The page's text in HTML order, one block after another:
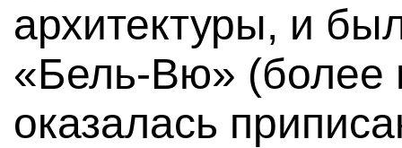
архитектуры, и
«Бель-Вю» (более
оказалась